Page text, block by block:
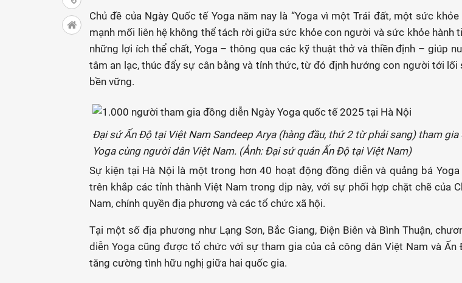
Chủ đề của Ngày Quốc tế Yoga năm nay là “Yoga vì một Trái đất, một sức khỏe
mạnh mối liên hệ không thể tách rời giữa sức khỏe con người và sức khỏe hành
những lợi ích thể chất, Yoga – thông qua các kỹ thuật thở và thiền định – giúp
tâm an lạc, thúc đẩy sự cân bằng và tỉnh thức, từ đó định hướng con người tới lối
bền vững.
Đại sứ Ấn Độ tại Việt Nam Sandeep Arya (hàng đầu, thứ 2 từ phải sang) tham gia
Yoga cùng người dân Việt Nam. (Ảnh: Đại sứ quán Ấn Độ tại Việt Nam)
Sự kiện tại Hà Nội là một trong hơn 40 hoạt động đồng diễn và quảng bá
trên khắp các tỉnh thành Việt Nam trong dịp này, với sự phối hợp chặt chẽ của
Nam, chính quyền địa phương và các tổ chức xã hội.
Tại một số địa phương như Lạng Sơn, Bắc Giang, Điện Biên và Bình Thuận,
diễn Yoga cũng được tổ chức với sự tham gia của cả công dân Việt Nam và Ấn
tăng cường tình hữu nghị giữa hai quốc gia.